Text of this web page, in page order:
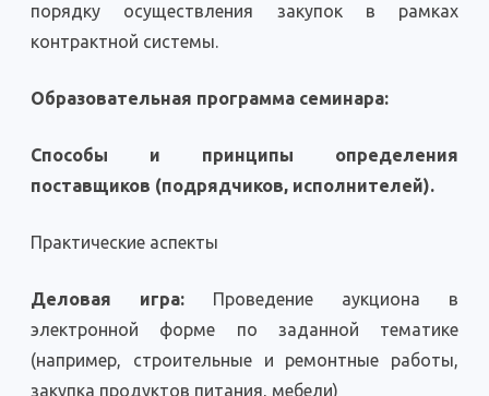
порядку осуществления закупок в рамках
контрактной системы.
Образовательная программа семинара:
Способы и принципы определения
поставщиков (подрядчиков, исполнителей).
Практические аспекты
Деловая игра: Проведение аукциона в
электронной форме по заданной тематике
(например, строительные и ремонтные работы,
закупка продуктов питания, мебели)